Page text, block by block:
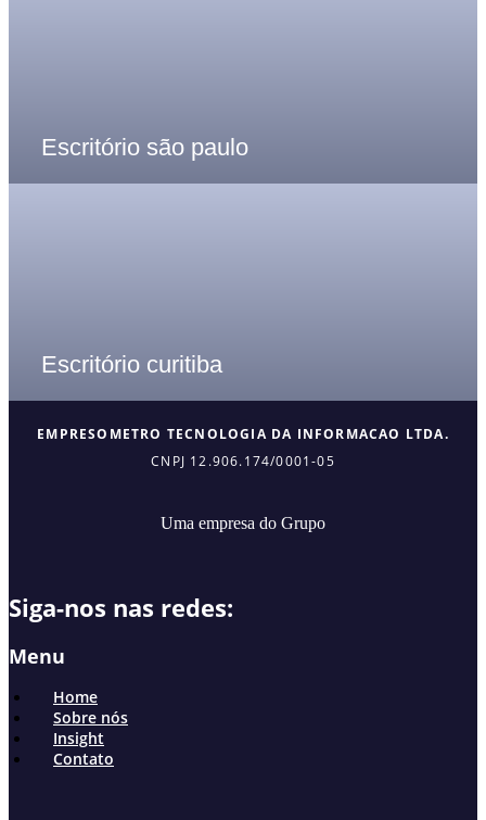
Escritório são paulo
Escritório curitiba
EMPRESOMETRO TECNOLOGIA DA INFORMACAO LTDA.
CNPJ 12.906.174/0001-05
Uma empresa do Grupo
Siga-nos nas redes:
Menu
Home
Sobre nós
Insight
Contato